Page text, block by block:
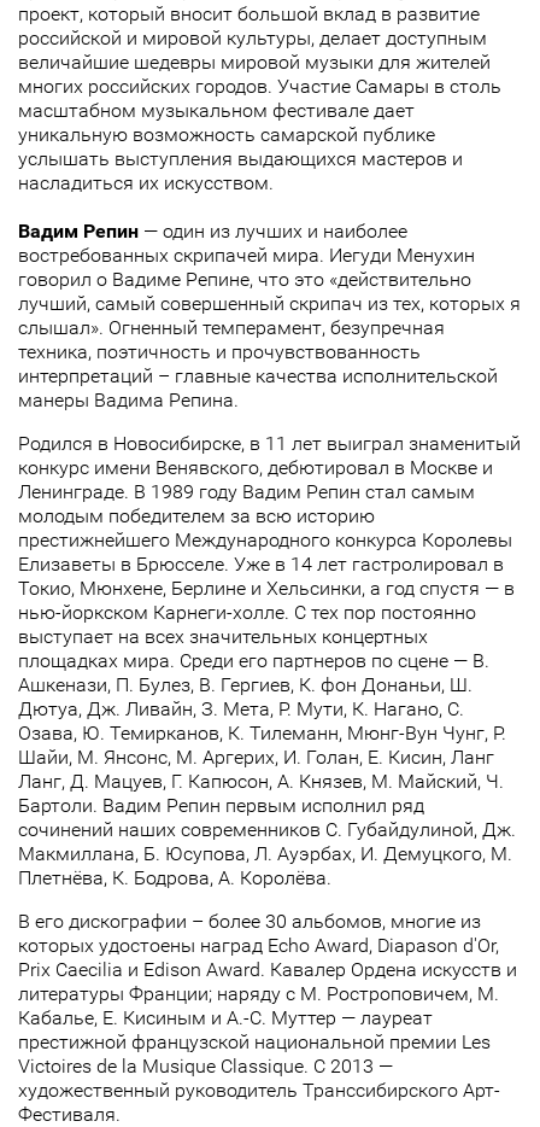
проект, который вносит большой вклад в развитие
российской и мировой культуры, делает доступным
величайшие шедевры мировой музыки для жителей
многих российских городов. Участие Самары в столь
масштабном музыкальном фестивале дает
уникальную возможность самарской публике
услышать выступления выдающихся мастеров и
насладиться их искусством.
Вадим Репин — один из лучших и наиболее
востребованных скрипачей мира. Иегуди Менухин
говорил о Вадиме Репине, что это «действительно
лучший, самый совершенный скрипач из тех, которых я
слышал». Огненный темперамент, безупречная
техника, поэтичность и прочувствованность
интерпретаций – главные качества исполнительской
манеры Вадима Репина.
Родился в Новосибирске, в 11 лет выиграл знаменитый
конкурс имени Венявского, дебютировал в Москве и
Ленинграде. В 1989 году Вадим Репин стал самым
молодым победителем за всю историю
престижнейшего Международного конкурса Королевы
Елизаветы в Брюсселе. Уже в 14 лет гастролировал в
Токио, Мюнхене, Берлине и Хельсинки, а год спустя — в
нью-йоркском Карнеги-холле. С тех пор постоянно
выступает на всех значительных концертных
площадках мира. Среди его партнеров по сцене — В.
Ашкенази, П. Булез, В. Гергиев, К. фон Донаньи, Ш.
Дютуа, Дж. Ливайн, З. Мета, Р. Мути, К. Нагано, С.
Озава, Ю. Темирканов, К. Тилеманн, Мюнг-Вун Чунг, Р.
Шайи, М. Янсонс, М. Аргерих, И. Голан, Е. Кисин, Ланг
Ланг, Д. Мацуев, Г. Капюсон, А. Князев, М. Майский, Ч.
Бартоли. Вадим Репин первым исполнил ряд
сочинений наших современников С. Губайдулиной, Дж.
Макмиллана, Б. Юсупова, Л. Ауэрбах, И. Демуцкого, М.
Плетнёва, К. Бодрова, А. Королёва.
В его дискографии – более 30 альбомов, многие из
которых удостоены наград Echo Award, Diapason d'Or,
Prix Caecilia и Edison Award. Кавалер Ордена искусств и
литературы Франции; наряду с М. Ростроповичем, М.
Кабалье, Е. Кисиным и А.-С. Муттер — лауреат
престижной французской национальной премии Les
Victoires de la Musique Classique. С 2013 —
художественный руководитель Транссибирского Арт-
Фестиваля.